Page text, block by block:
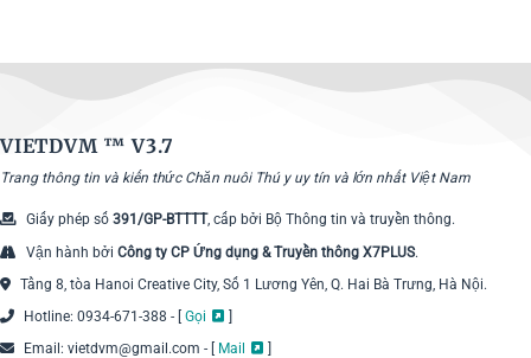
VIETDVM ™V3.7
Trang thông tin và kiến thức Chăn nuôi Thú y uy tín và lớn nhất Việt Nam
Giấy phép số 391/GP-BTTTT, cấp bởi Bộ Thông tin và truyền thông.
Vận hành bởi Công ty CP Ứng dụng & Truyền thông X7PLUS.
Tầng 8, tòa Hanoi Creative City, Số 1 Lương Yên, Q. Hai Bà Trưng, Hà Nội.
Hotline: 0934-671-388 - [ Gọi
Email: vietdvm@gmail.com - [
Mail